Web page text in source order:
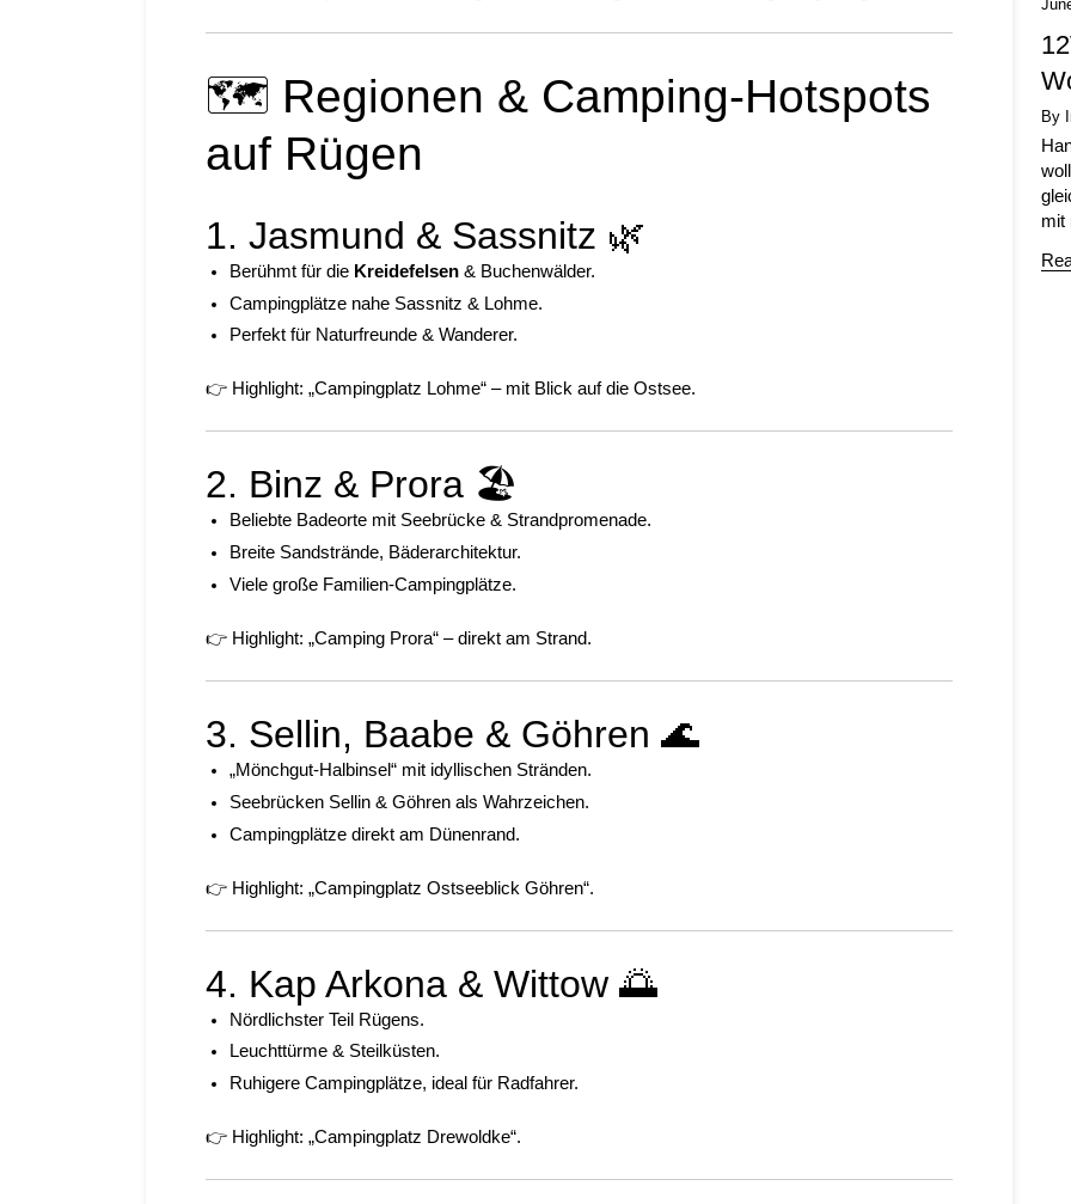
🗺️ Regionen & Camping-Hotspots
auf Rügen
1. Jasmund & Sassnitz 🌿
Berühmt für die Kreidefelsen & Buchenwälder.
Campingplätze nahe Sassnitz & Lohme.
Perfekt für Naturfreunde & Wanderer.
👉 Highlight: „Campingplatz Lohme“ – mit Blick auf die Ostsee.
2. Binz & Prora 🏖️
Beliebte Badeorte mit Seebrücke & Strandpromenade.
Breite Sandstrände, Bäderarchitektur.
Viele große Familien-Campingplätze.
👉 Highlight: „Camping Prora“ – direkt am Strand.
3. Sellin, Baabe & Göhren 🌊
„Mönchgut-Halbinsel“ mit idyllischen Stränden.
Seebrücken Sellin & Göhren als Wahrzeichen.
Campingplätze direkt am Dünenrand.
👉 Highlight: „Campingplatz Ostseeblick Göhren“.
4. Kap Arkona & Wittow 🌅
Nördlichster Teil Rügens.
Leuchttürme & Steilküsten.
Ruhigere Campingplätze, ideal für Radfahrer.
👉 Highlight: „Campingplatz Drewoldke“.
By
mit